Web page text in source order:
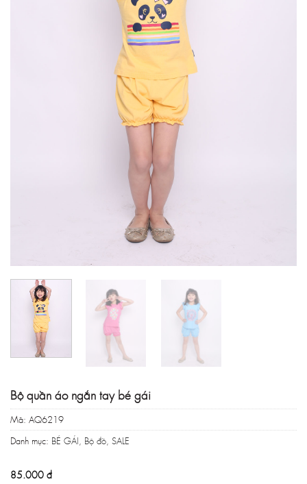
Bộ quần áo ngắn tay bé gái
Mã: AQ6219
Danh mục: BÉ GÁI Bộ đồ SALE
85.000 đ